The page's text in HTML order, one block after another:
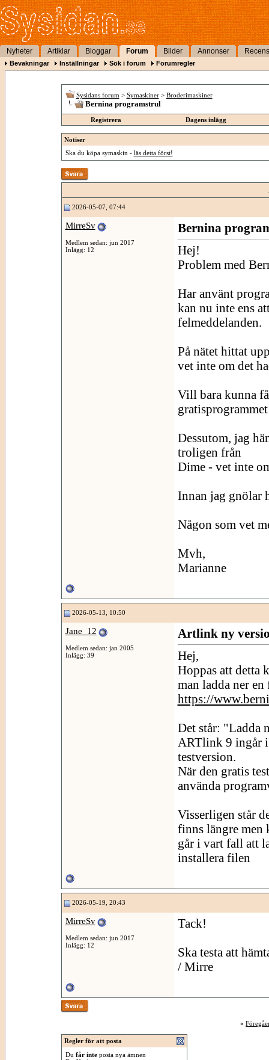
Nyheter Artiklar Bloggar Forum Bilder Annonser
Bevakningar Inställningar Sök i forum Forumregler
Sysidans forum > Symaskiner > Broderimaskiner
Bernina programstrul
Registrera Dagens inlägg
Notiser
Ska du köpa symaskin - läs detta först!
2026-05-07, 07:44
MirreSv
Medlem sedan: jun 2017
Inlägg: 12
Bernina
Hej!
Problem med
Har använt
kan nu inte ens
felmeddelanden.
På nätet hittat
vet inte om det
Vill bara kunna
Dessutom, jag
troligen från
Dime - vet inte
Innan jag gnölar
Någon som vet
Mvh,
Marianne
2026-05-13, 10:50
Jane_12
Medlem sedan: jan 2005
Inlägg: 39
Artlink ny
Hej,
Hoppas att detta
man ladda ner
https://
Det står: "Ladda
ARTlink 9 ingår
testversion.
När den gratis
använda
Visserligen står
finns längre men
går i vart fall att
installera filen
2026-05-19, 20:43
MirreSv
Medlem sedan: jun 2017
Inlägg: 12
Tack!
Ska testa att
/ Mirre
«
Regler för att posta
Du får inteposta nya ämnen